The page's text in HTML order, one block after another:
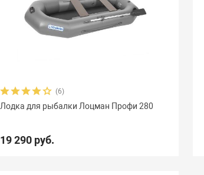
(6)
Лодка для рыбалки Лоцман Профи 280
19 290 руб.